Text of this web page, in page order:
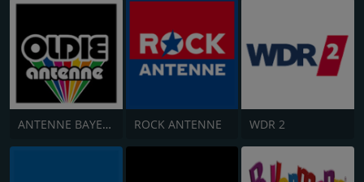
ANTENNE BAYERN Oldies but Goldies ROCK ANTENNE WDR 2